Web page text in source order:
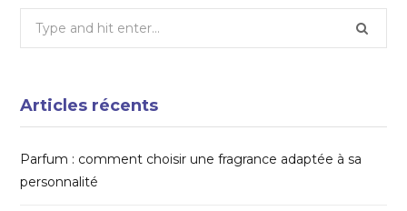
Search
Articles récents
Parfum : comment choisir une fragrance adaptée à sa
personnalité